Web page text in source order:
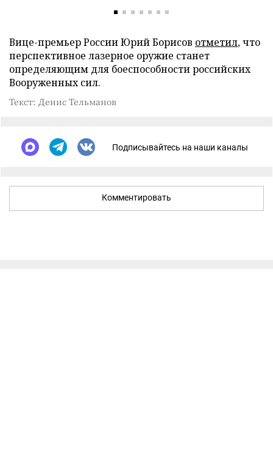
Вице-премьер России Юрий Борисов отметил, что
перспективное лазерное оружие станет
определяющим для боеспособности российских
Вооруженных сил.
Текст: Денис Тельманов
Подписывайтесь на наши каналы
Комментировать